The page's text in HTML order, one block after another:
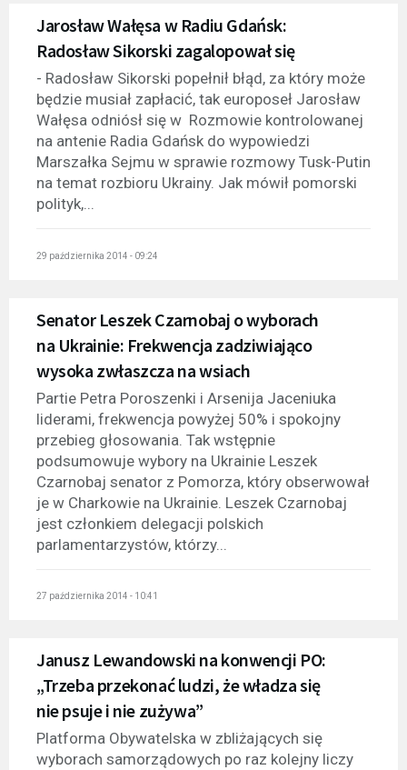
Jarosław Wałęsa w Radiu Gdańsk:
Radosław Sikorski zagalopował się
- Radosław Sikorski popełnił błąd, za który może
będzie musiał zapłacić, tak europoseł Jarosław
Wałęsa odniósł się w Rozmowie kontrolowanej
na antenie Radia Gdańsk do wypowiedzi
Marszałka Sejmu w sprawie rozmowy Tusk-Putin
na temat rozbioru Ukrainy. Jak mówił pomorski
polityk,...
29 października 2014 - 09:24
Senator Leszek Czarnobaj o wyborach
na Ukrainie: Frekwencja zadziwiająco
wysoka zwłaszcza na wsiach
Partie Petra Poroszenki i Arsenija Jaceniuka
liderami, frekwencja powyżej 50% i spokojny
przebieg głosowania. Tak wstępnie
podsumowuje wybory na Ukrainie Leszek
Czarnobaj senator z Pomorza, który obserwował
je w Charkowie na Ukrainie. Leszek Czarnobaj
jest członkiem delegacji polskich
parlamentarzystów, którzy...
27 października 2014 - 10:41
Janusz Lewandowski na konwencji PO:
„Trzeba przekonać ludzi, że władza się
nie psuje i nie zużywa”
Platforma Obywatelska w zbliżających się
wyborach samorządowych po raz kolejny liczy